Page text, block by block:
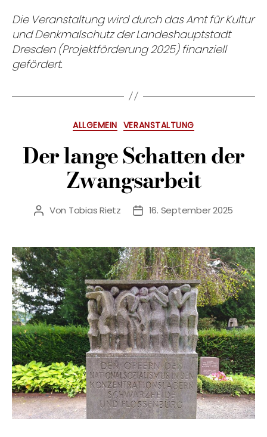
Die Veranstaltung wird durch das Amt für Kultur
und Denkmalschutz der Landeshauptstadt
Dresden (Projektförderung 2025) finanziell
gefördert.
Kategorien
ALLGEMEIN VERANSTALTUNG
Der lange Schatten der
Zwangsarbeit
Beitragsautor
Von Tobias Rietz Veröffentlichungsdatum
16. September 2025